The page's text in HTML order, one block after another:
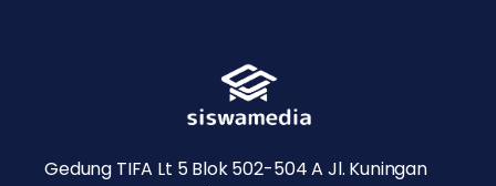
Gedung TIFA Lt 5 Blok 502-504 A Jl. Kuningan